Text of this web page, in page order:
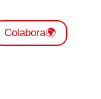
Colabora🌍